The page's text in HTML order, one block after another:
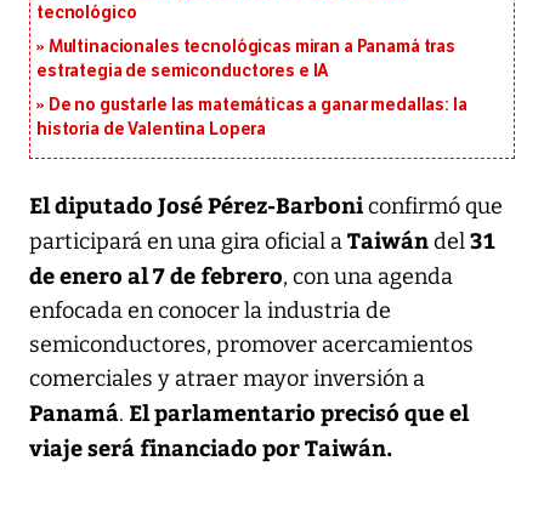
tecnológico
Multinacionales tecnológicas miran a Panamá tras
estrategia de semiconductores e IA
De no gustarle las matemáticas a ganar medallas: la
historia de Valentina Lopera
El diputado José Pérez-Barboniconfirmó que
participará en una gira oficial aTaiwándel31
de enero al 7 de febrero, con una agenda
enfocada en conocer la industria de
semiconductores, promover acercamientos
comerciales y atraer mayor inversión a
Panamá. El parlamentario precisó que el
viaje será financiado por Taiwán.